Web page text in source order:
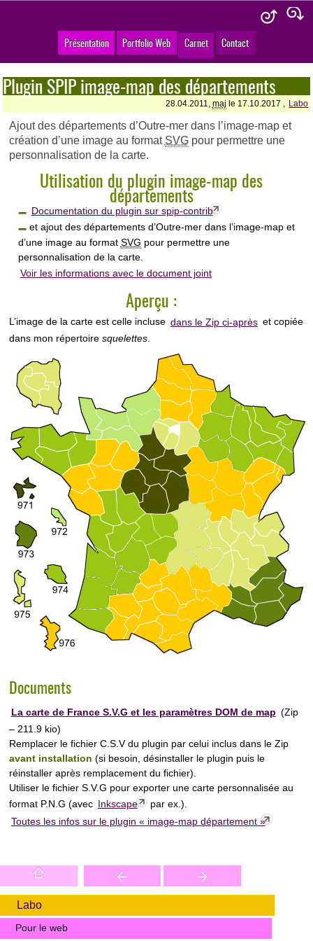
Présentation Portfolio Web Carnet Contact
Plugin SPIP image-map des départements
28.04.2011, maj le 17.10.2017 , Labo
Ajout des départements d’Outre-mer dans l’image-map et
création d’une image au format SVGpour permettre une
personnalisation de la carte.
Utilisation du plugin image-map des
départements
Documentation du plugin sur spip-contrib
et ajout des départements d’Outre-mer dans l’image-map et
d’une image au format SVG pour permettre une
personnalisation de la carte.
Voir les informations avec le document joint
Aperçu :
L’image de la carte est celle incluse dans le Zip ci-après et copiée
dans mon répertoire squelettes.
Documents
La carte de France S.V.G et les paramètres DOM de map (Zip
– 211.9 kio)
Remplacer le fichier C.S.V du plugin par celui inclus dans le Zip
avant installation (si besoin, désinstaller le plugin puis le
réinstaller après remplacement du fichier).
Utiliser le fichier S.V.G pour exporter une carte personnalisée au
format P.N.G (avec Inkscape
par ex.).
Toutes les infos sur le plugin « image-map département »
Labo
Pour le web